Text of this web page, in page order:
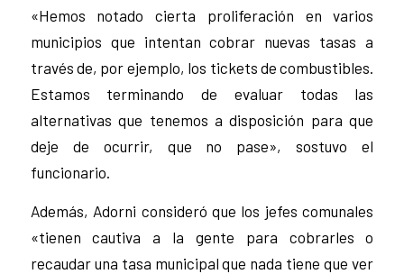
«Hemos notado cierta proliferación en varios
municipios que intentan cobrar nuevas tasas a
través de, por ejemplo, los tickets de combustibles.
Estamos terminando de evaluar todas las
alternativas que tenemos a disposición para que
deje de ocurrir, que no pase», sostuvo el
funcionario.
Además, Adorni consideró que los jefes comunales
«tienen cautiva a la gente para cobrarles o
recaudar una tasa municipal que nada tiene que ver